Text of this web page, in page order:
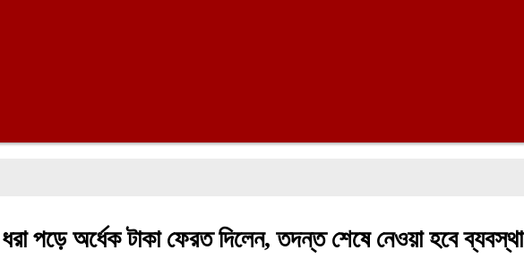
ধরা পড়ে অর্ধেক টাকা ফেরত দিলেন, তদন্ত শেষে নেওয়া হবে ব্যবস্থা